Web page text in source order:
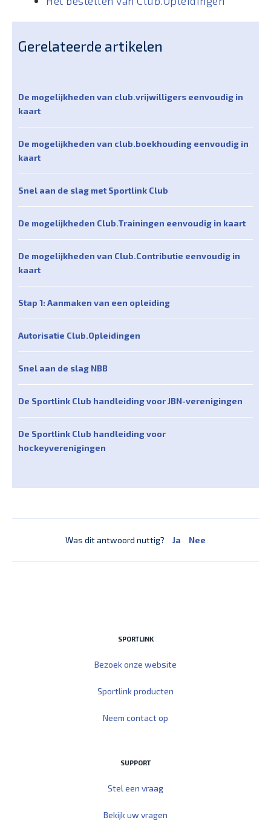
Gerelateerde artikelen
De mogelijkheden van club.vrijwilligers eenvoudig in
kaart
De mogelijkheden van club.boekhouding eenvoudig in
kaart
Snel aan de slag met Sportlink Club
De mogelijkheden Club.Trainingen eenvoudig in kaart
De mogelijkheden van Club.Contributie eenvoudig in
kaart
Stap 1: Aanmaken van een opleiding
Autorisatie Club.Opleidingen
Snel aan de slag NBB
De Sportlink Club handleiding voor JBN-verenigingen
De Sportlink Club handleiding voor
hockeyverenigingen
Was dit antwoord nuttig? Ja Nee
SPORTLINK
Bezoek onze website
Sportlink producten
Neem contact op
SUPPORT
Stel een vraag
Bekijk uw vragen